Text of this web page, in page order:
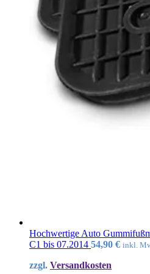
Hochwertige Auto
C1 bis 07.2014 54,90 € inkl.
zzgl. Versandkosten